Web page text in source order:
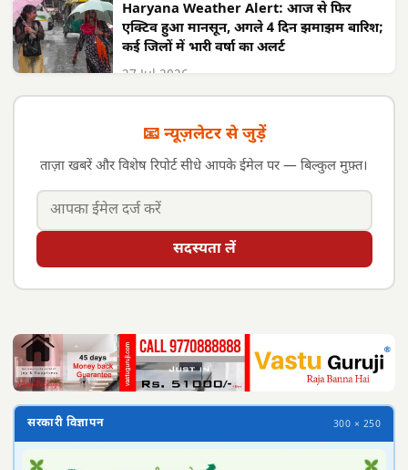
Haryana Weather Alert: आज से फिर
एक्टिव हुआ मानसून, अगले 4 दिन झमाझम बारिश;
कई जिलों में भारी वर्षा का अलर्ट
27 Jul 2026
📧 न्यूज़लेटर से जुड़ें
ताज़ा खबरें और विशेष रिपोर्ट सीधे आपके ईमेल पर — बिल्कुल मुफ़्त।
सदस्यता लें
सरकारी विज्ञापन 300 × 250